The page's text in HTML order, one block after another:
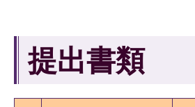
提出書類